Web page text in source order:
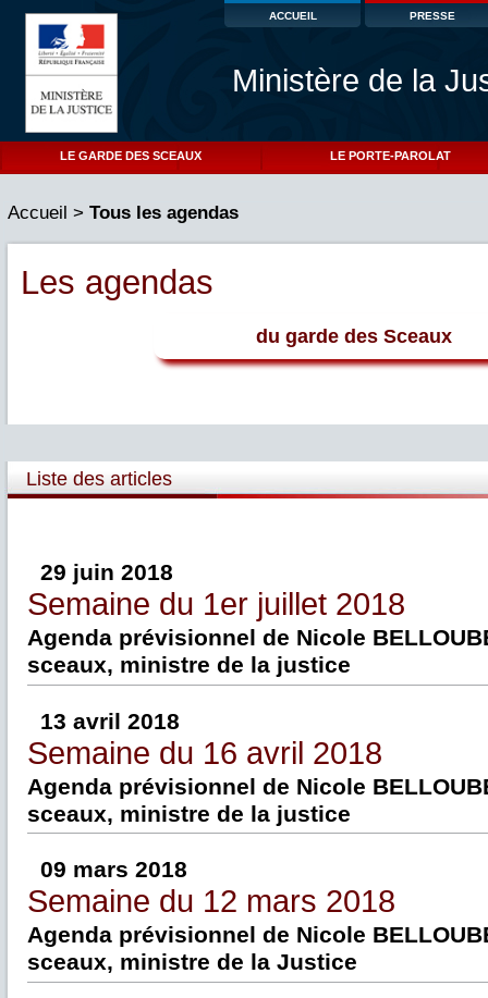
ACCUEIL PRESSE
Ministère de la
LE GARDE DES SCEAUX LE PORTE-PAROLAT
Accueil > Tous les agendas
Les agendas
du garde des Sceaux
Liste des articles
29 juin 2018
Semaine du 1er juillet 2018
Agenda prévisionnel de Nicole
sceaux, ministre de la justice
13 avril 2018
Semaine du 16 avril 2018
Agenda prévisionnel de Nicole
sceaux, ministre de la justice
09 mars 2018
Semaine du 12 mars 2018
Agenda prévisionnel de Nicole
sceaux, ministre de la Justice